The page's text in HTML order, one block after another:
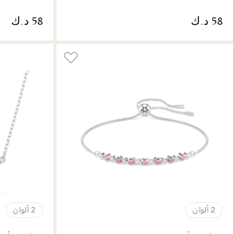
2 ألوان 2 ألوان